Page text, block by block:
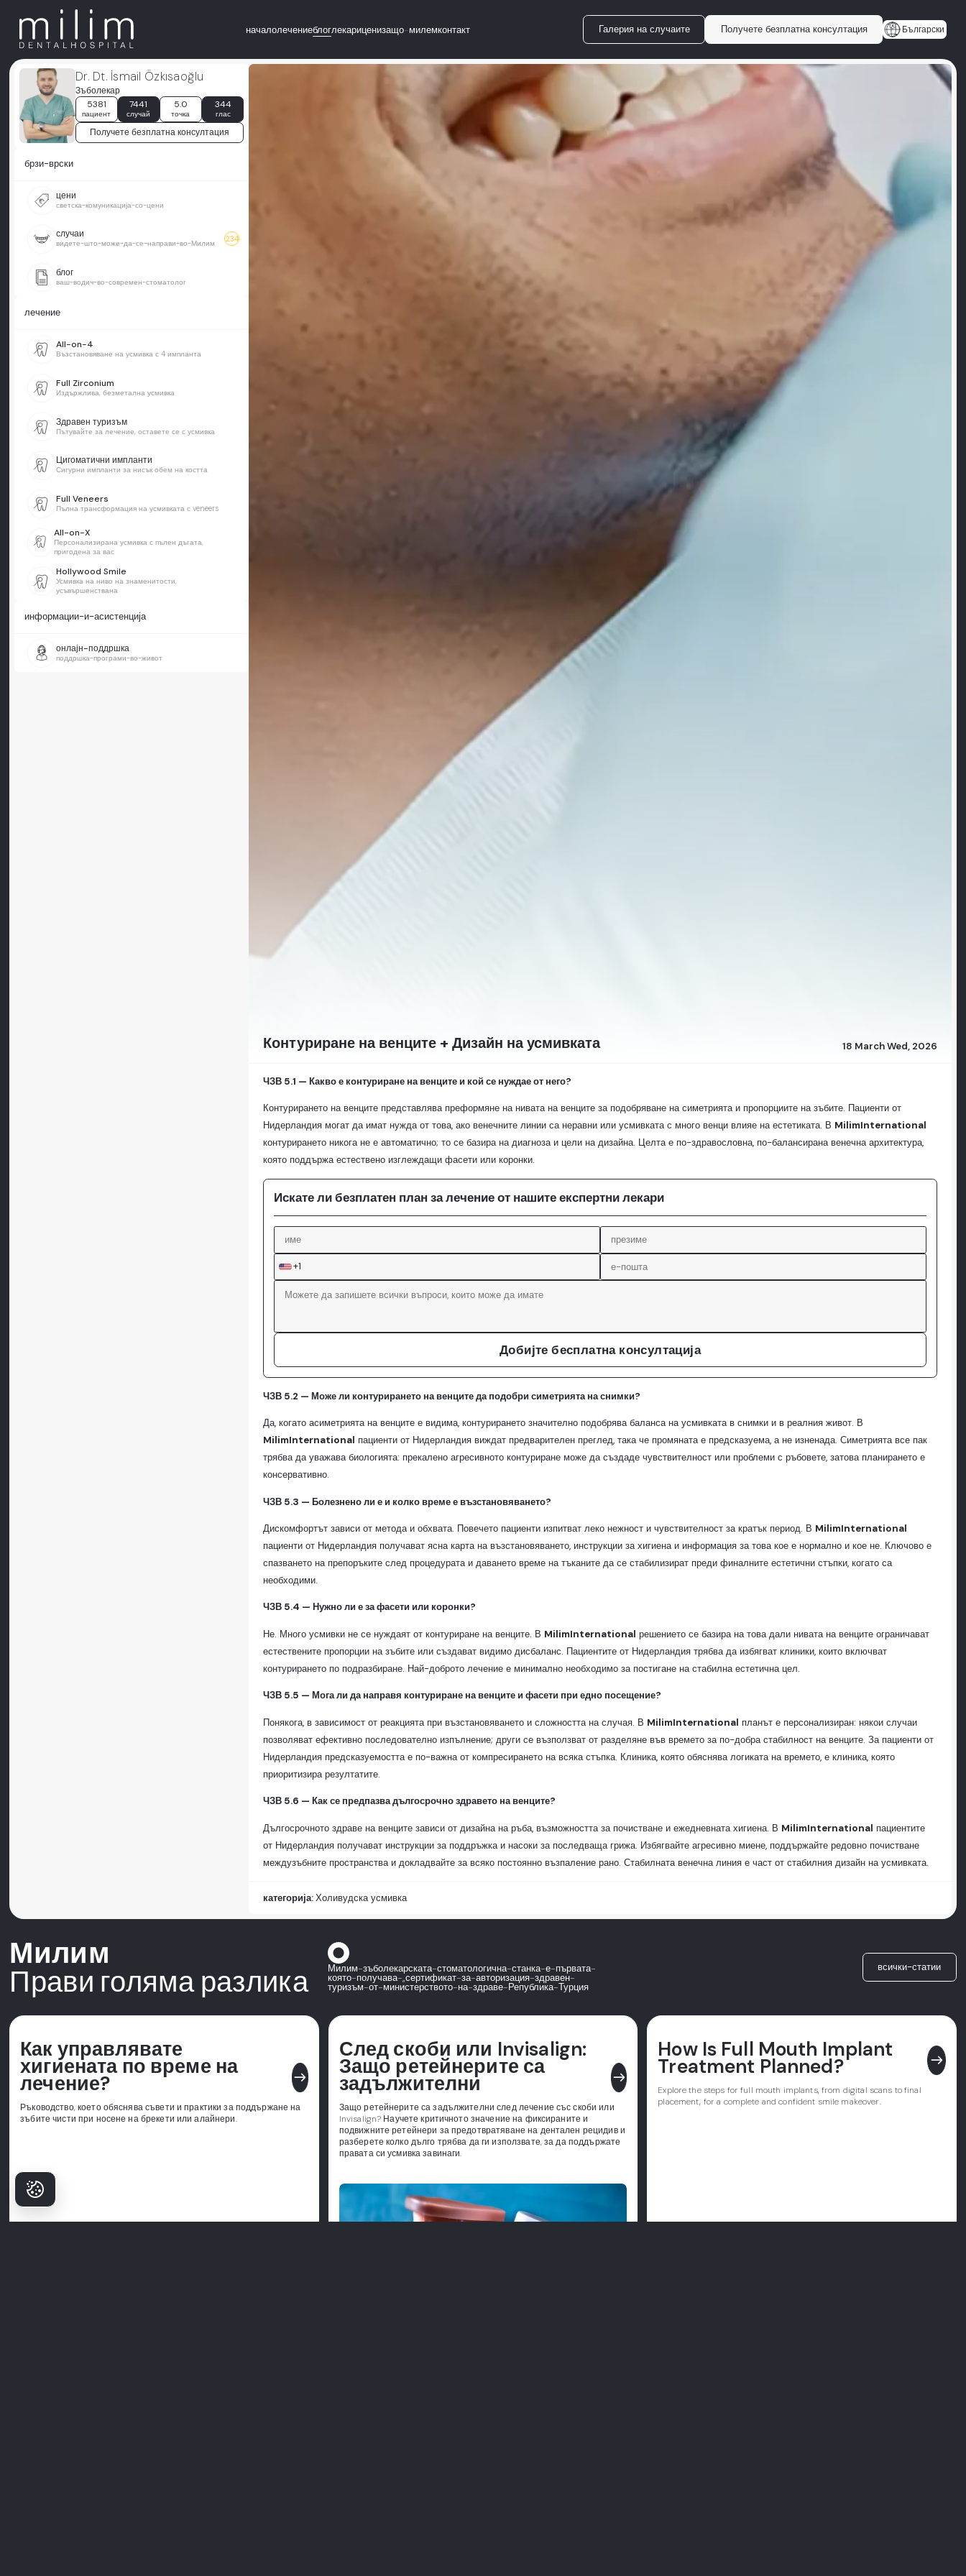
началолечениеблоглекариценизащо-милемконтакт Галерия на случаите Получете безплатна консултация Български
Dr. Dt. İsmail Özkısaoğlu
Зъболекар
5381
пациент
7441
случай
5.0
точка
344
глас
Получете безплатна консултация
брзи-врски
цени
светска-комуникација-со-цени
случаи
видете-што-може-да-се-направи-во-Милим 234
блог
ваш-водич-во-современ-стоматолог
лечение
All-on-4
Възстановяване на усмивка с 4 импланта
Full Zirconium
Издържлива, безметална усмивка
Здравен туризъм
Пътувайте за лечение, оставете се с усмивка
Цигоматични импланти
Сигурни импланти за нисък обем на костта
Full Veneers
Пълна трансформация на усмивката с veneers
All-on-X
Персонализирана усмивка с пълен дъгата,
пригодена за вас
Hollywood Smile
Усмивка на ниво на знаменитости,
усъвършенствана
информации-и-асистенција
онлајн-поддршка
поддршка-програми-во-живот
Контуриране на венците + Дизайн на усмивката 18 March Wed, 2026
ЧЗВ 5.1 — Какво е контуриране на венците и кой се нуждае от него?
Контурирането на венците представлява преформяне на нивата на венците за подобряване на симетрията и пропорциите на зъбите. Пациенти от
Нидерландия могат да имат нужда от това, ако венечните линии са неравни или усмивката с много венци влияе на естетиката. В MilimInternational
контурирането никога не е автоматично; то се базира на диагноза и цели на дизайна. Целта е по-здравословна, по-балансирана венечна архитектура,
която поддържа естествено изглеждащи фасети или коронки.
Искате ли безплатен план за лечение от нашите експертни лекари
+1
Добијте бесплатна консултација
ЧЗВ 5.2 — Може ли контурирането на венците да подобри симетрията на снимки?
Да, когато асиметрията на венците е видима, контурирането значително подобрява баланса на усмивката в снимки и в реалния живот. В
MilimInternational пациенти от Нидерландия виждат предварителен преглед, така че промяната е предсказуема, а не изненада. Симетрията все пак
трябва да уважава биологията: прекалено агресивното контуриране може да създаде чувствителност или проблеми с ръбовете, затова планирането е
консервативно.
ЧЗВ 5.3 — Болезнено ли е и колко време е възстановяването?
Дискомфортът зависи от метода и обхвата. Повечето пациенти изпитват леко нежност и чувствителност за кратък период. В MilimInternational
пациенти от Нидерландия получават ясна карта на възстановяването, инструкции за хигиена и информация за това кое е нормално и кое не. Ключово е
спазването на препоръките след процедурата и даването време на тъканите да се стабилизират преди финалните естетични стъпки, когато са
необходими.
ЧЗВ 5.4 — Нужно ли е за фасети или коронки?
Не. Много усмивки не се нуждаят от контуриране на венците. В MilimInternational решението се базира на това дали нивата на венците ограничават
естествените пропорции на зъбите или създават видимо дисбаланс. Пациентите от Нидерландия трябва да избягват клиники, които включват
контурирането по подразбиране. Най-доброто лечение е минимално необходимо за постигане на стабилна естетична цел.
ЧЗВ 5.5 — Мога ли да направя контуриране на венците и фасети при едно посещение?
Понякога, в зависимост от реакцията при възстановяването и сложността на случая. В MilimInternational планът е персонализиран: някои случаи
позволяват ефективно последователно изпълнение; други се възползват от разделяне във времето за по-добра стабилност на венците. За пациенти от
Нидерландия предсказуемостта е по-важна от компресирането на всяка стъпка. Клиника, която обяснява логиката на времето, е клиника, която
приоритизира резултатите.
ЧЗВ 5.6 — Как се предпазва дългосрочно здравето на венците?
Дългосрочното здраве на венците зависи от дизайна на ръба, възможността за почистване и ежедневната хигиена. В MilimInternational пациентите
от Нидерландия получават инструкции за поддръжка и насоки за последваща грижа. Избягвайте агресивно миене, поддържайте редовно почистване
междузъбните пространства и докладвайте за всяко постоянно възпаление рано. Стабилната венечна линия е част от стабилния дизайн на усмивката.
категорија:Холивудска усмивка
Милим
Прави голяма разлика Милим-зъболекарската-стоматологична-станка-е-първата-
която-получава-„сертификат-за-авторизация-здравен-
туризъм-от-министерството-на-здраве-Република-Турция
всички-статии
Как управлявате
хигиената по време на
лечение? east
Ръководство, което обяснява съвети и практики за поддържане на
зъбите чисти при носене на брекети или алайнери.
След скоби или Invisalign:
Защо ретейнерите са
задължителни east
Защо ретейнерите са задължителни след лечение със скоби или
Invisalign? Научете критичното значение на фиксираните и
подвижните ретейнери за предотвратяване на дентален рецидив и
разберете колко дълго трябва да ги използвате, за да поддържате
правата си усмивка завинаги.
How Is Full Mouth Implant
Treatment Planned? east
Explore the steps for full mouth implants, from digital scans to final
placement, for a complete and confident smile makeover.